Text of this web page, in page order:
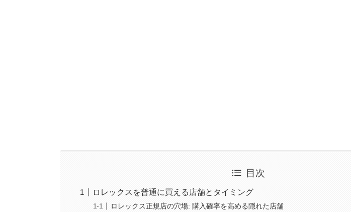
目次
ロレックスを普通に買える店舗とタイミング
ロレックス正規店の穴場: 購入確率を高める隠れた店舗